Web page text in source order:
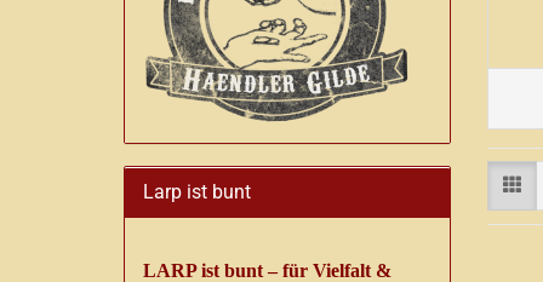
Larp ist bunt
LARP ist bunt – für Vielfalt &